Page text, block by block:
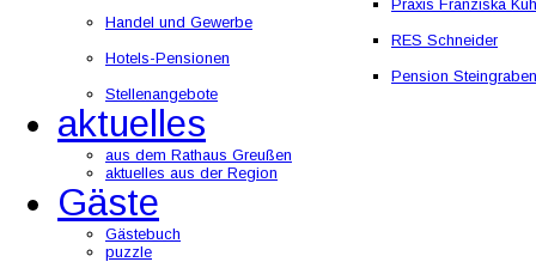
Praxis Franziska
Handel und Gewerbe
RES Schneider
Hotels-Pensionen
Pension Steingraben
Stellenangebote
aktuelles
aus dem Rathaus Greußen
aktuelles aus der Region
Gäste
Gästebuch
puzzle